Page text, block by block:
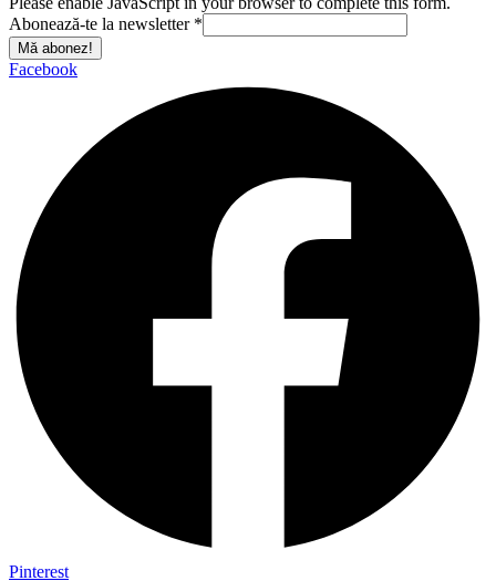
Abonează-te la newsletter *
Mă abonez!
Facebook
Pinterest